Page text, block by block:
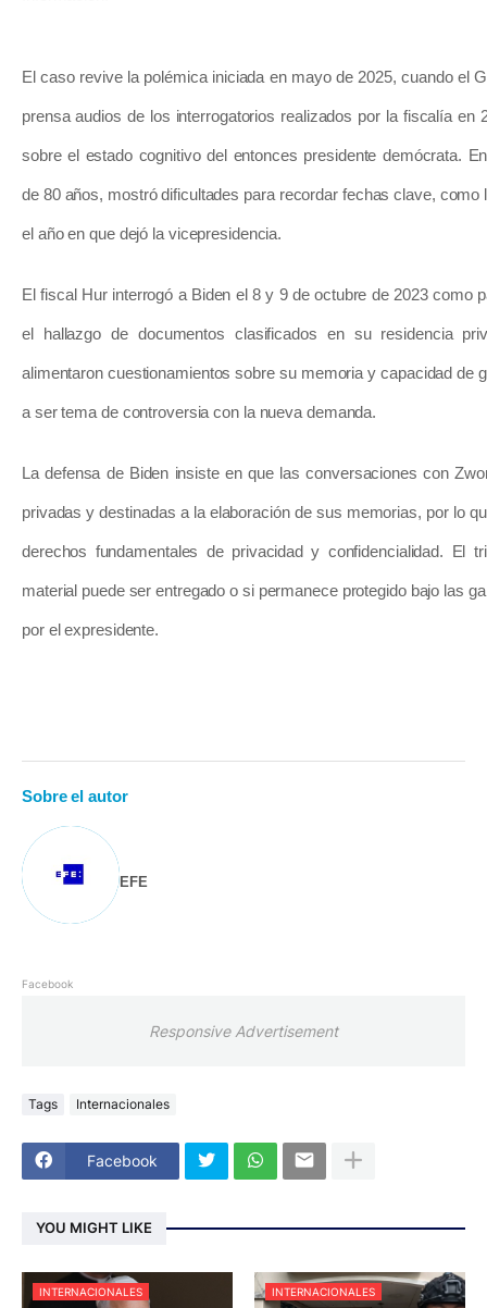
El caso revive la polémica iniciada en mayo de 2025, cuando el
prensa audios de los interrogatorios realizados por la fiscalía en
sobre el estado cognitivo del entonces presidente demócrata.
de 80 años, mostró dificultades para recordar fechas clave, como
el año en que dejó la vicepresidencia.
El fiscal Hur interrogó a Biden el 8 y 9 de octubre de 2023 como
el hallazgo de documentos clasificados en su residencia
alimentaron cuestionamientos sobre su memoria y capacidad de
a ser tema de controversia con la nueva demanda.
La defensa de Biden insiste en que las conversaciones con
privadas y destinadas a la elaboración de sus memorias, por lo
derechos fundamentales de privacidad y confidencialidad. El
material puede ser entregado o si permanece protegido bajo las
por el expresidente.
Sobre el autor
EFE
Facebook
Responsive Advertisement
Tags Internacionales
Facebook
YOU MIGHT LIKE
INTERNACIONALES INTERNACIONALES